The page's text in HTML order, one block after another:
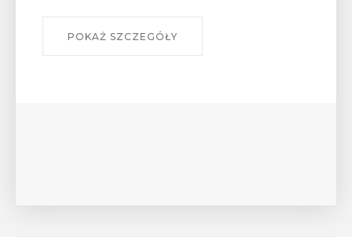
W środę 12 sierpnia o godz. 17 w Miejskiej